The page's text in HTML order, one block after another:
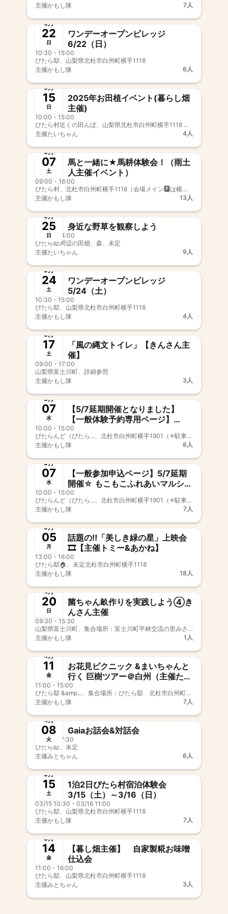
企画】
主催かもし隊 7人
終了
6月
22
日
ワンデーオープンビレッジ
6/22（日）
10:30 - 15:00
ぴたら邸、山梨県北杜市白州町横手1118
主催かもし隊 6人
終了
6月
15
日
2025年お田植イベント(暮らし畑
主催)
10:00 - 15:00
ぴたら村近くの田んぼ、山梨県北杜市白州町横手1118 近く
主催たいちゃん 4人
終了
6月
07
土
馬と一緒に★馬耕体験会！（雨土
人主催イベント）
09:00 - 16:00
ぴたら村、北杜市白州町横手1118（会場メイン🅿は横手1061）
主催かもし隊 13人
終了
5月
25
日
身近な野草を観察しよう
10:00 - 14:00
ぴたら邸周辺の田畑、森、未定
主催たいちゃん 9人
終了
5月
24
土
ワンデーオープンビレッジ
5/24（土）
10:30 - 15:00
ぴたら邸、山梨県北杜市白州町横手1118
主催かもし隊 4人
終了
5月
17
土
「風の縄文トイレ」【きんさん 主
催】
09:00 - 17:00
山梨県富士川町、詳細参照
主催かもし隊 3人
終了
5月
07
水
【5/7延期開催となりました】
【一般体験予約専用ページ】
5/6（火・祝）開催☆ もこもこふ
れあいマルシェ・毛刈り体験予約
10:00 - 15:00
ぴたらんど（ぴたら...、北杜市白州町横手1901（✳︎駐車場は、横手公民館をご利用ください）
主催かもし隊 8人
終了
5月
07
水
【一般参加申込ページ】5/7延期
開催☆ もこもこふれあいマルシェ
（ぴたら村動物お世話係有志主
催）・追加企画シタールライブ決
定！！
10:00 - 15:00
ぴたらんど（ぴたら...、北杜市白州町横手1901（✳︎駐車場は、横手公民館をご利用ください）
主催かもし隊 7人
終了
5月
05
月
話題の‼️「美しき緑の星」上映会
🎞️【主催トミー &あかね】
13:00 - 16:00
ぴたら邸🏠、未定北杜市白州町横手1118
主催かもし隊 18人
終了
4月
20
日
菌ちゃん畝作りを実践しよう④き
んさん主催
09:30 - 15:30
山梨県富士川町、集合場所：富士川町平林交流の里みさき耕舎 https://maps.app.goo.gl/DdpEPVrHrHVXT1n37
主催かもし隊 1人
終了
4月
11
金
お花見ピクニック &まいちゃんと
行く 巨樹ツアー＠白州（主催たい
ちゃん）
11:00 - 15:00
ぴたら邸 &amp...、集合場所：ぴたら邸 北杜市白州町横手1118（🅿横手1061）
主催かもし隊 7人
終了
4月
08
火
Gaiaお話会&対話会
15:00 - 17:30
ぴたら邸、未定
主催みとちゃん 6人
終了
3月
15
土
1泊2日ぴたら村宿泊体験会
3/15（土）～3/16（日）
03/15 10:30 - 03/16 11:00
ぴたら邸、山梨県北杜市白州町横手1118
主催かもし隊 7人
終了
3月
14
金
【暮し畑主催】 自家製糀お味噌
仕込会
11:00 - 16:00
ぴたら邸、山梨県北杜市白州町横手1118
主催みとちゃん 3人